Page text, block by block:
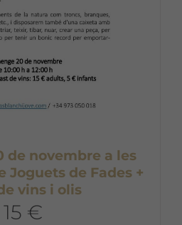
de novembre a les
Joguets de Fades +
vins i olis
15 €